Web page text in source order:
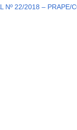
Nº 22/2018 – PRAPE/